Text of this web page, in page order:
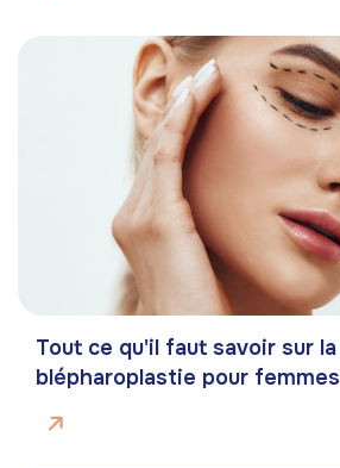
Tout ce qu'il faut savoir sur la
blépharoplastie pour femmes